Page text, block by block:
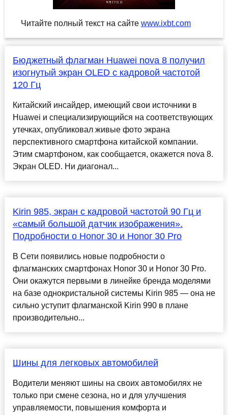
Читайте полный текст на сайте www.ixbt.com
Бюджетный флагман Huawei nova 8 получил
изогнутый экран OLED с кадровой частотой
120 Гц
Китайский инсайдер, имеющий свои источники в
Huawei и специализирующийся на соответствующих
утечках, опубликовал живые фото экрана
перспективного смартфона китайской компании.
Этим смартфоном, как сообщается, окажется nova 8.
Экран OLED. Ни диагонал...
Kirin 985, экран с кадровой частотой 90 Гц и
«самый большой датчик изображения».
Подробности о Honor 30 и Honor 30 Pro
В Сети появились новые подробности о
флагманских смартфонах Honor 30 и Honor 30 Pro.
Они окажутся первыми в линейке бренда моделями
на базе однокристальной системы Kirin 985 — она не
сильно уступит флагманской Kirin 990 в плане
производительно...
Шины для легковых автомобилей
Водители меняют шины на своих автомобилях не
только при смене сезона, но и для улучшения
управляемости, повышения комфорта и